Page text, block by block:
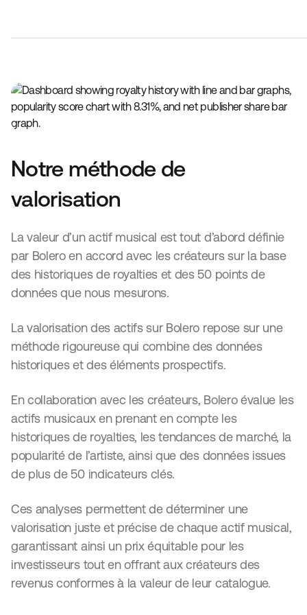
Notre méthode de
valorisation
La valeur d’un actif musical est tout d’abord définie
par Bolero en accord avec les créateurs sur la base
des historiques de royalties et des 50 points de
données que nous mesurons.
La valorisation des actifs sur Bolero repose sur une
méthode rigoureuse qui combine des données
historiques et des éléments prospectifs.
En collaboration avec les créateurs, Bolero évalue les
actifs musicaux en prenant en compte les
historiques de royalties, les tendances de marché, la
popularité de l’artiste, ainsi que des données issues
de plus de 50 indicateurs clés.
Ces analyses permettent de déterminer une
valorisation juste et précise de chaque actif musical,
garantissant ainsi un prix équitable pour les
investisseurs tout en offrant aux créateurs des
revenus conformes à la valeur de leur catalogue.